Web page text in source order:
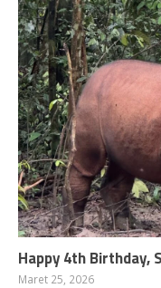
Happy 4th Birthday,
Maret 25, 2026